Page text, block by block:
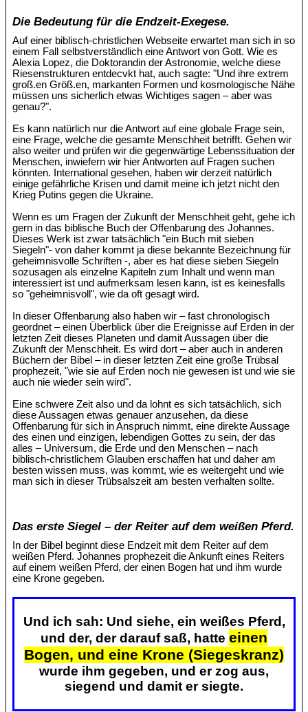
Die Bedeutung für die Endzeit-Exegese.
Auf einer biblisch-christlichen Webseite erwartet man sich in so
einem Fall selbstverständlich eine Antwort von Gott. Wie es
Alexia Lopez, die Doktorandin der Astronomie, welche diese
Riesenstrukturen entdecvkt hat, auch sagte: "Und ihre extrem
groß.en Größ.en, markanten Formen und kosmologische Nähe
müssen uns sicherlich etwas Wichtiges sagen – aber was
genau?".
Es kann natürlich nur die Antwort auf eine globale Frage sein,
eine Frage, welche die gesamte Menschheit betrifft. Gehen wir
also weiter und prüfen wir die gegenwärtige Lebenssituation der
Menschen, inwiefern wir hier Antworten auf Fragen suchen
könnten. International gesehen, haben wir derzeit natürlich
einige gefährliche Krisen und damit meine ich jetzt nicht den
Krieg Putins gegen die Ukraine.
Wenn es um Fragen der Zukunft der Menschheit geht, gehe ich
gern in das biblische Buch der Offenbarung des Johannes.
Dieses Werk ist zwar tatsächlich "ein Buch mit sieben
Siegeln"- von daher kommt ja diese bekannte Bezeichnung für
geheimnisvolle Schriften -, aber es hat diese sieben Siegeln
sozusagen als einzelne Kapiteln zum Inhalt und wenn man
interessiert ist und aufmerksam lesen kann, ist es keinesfalls
so "geheimnisvoll", wie da oft gesagt wird.
In dieser Offenbarung also haben wir – fast chronologisch
geordnet – einen Überblick über die Ereignisse auf Erden in der
letzten Zeit dieses Planeten und damit Aussagen über die
Zukunft der Menschheit. Es wird dort – aber auch in anderen
Büchern der Bibel – in dieser letzten Zeit eine große Trübsal
prophezeit, "wie sie auf Erden noch nie gewesen ist und wie sie
auch nie wieder sein wird".
Eine schwere Zeit also und da lohnt es sich tatsächlich, sich
diese Aussagen etwas genauer anzusehen, da diese
Offenbarung für sich in Anspruch nimmt, eine direkte Aussage
des einen und einzigen, lebendigen Gottes zu sein, der das
alles – Universum, die Erde und den Menschen – nach
biblisch-christlichem Glauben erschaffen hat und daher am
besten wissen muss, was kommt, wie es weitergeht und wie
man sich in dieser Trübsalszeit am besten verhalten sollte.
Das erste Siegel – der Reiter auf dem weißen Pferd.
In der Bibel beginnt diese Endzeit mit dem Reiter auf dem
weißen Pferd. Johannes prophezeit die Ankunft eines Reiters
auf einem weißen Pferd, der einen Bogen hat und ihm wurde
eine Krone gegeben.
Und ich sah: Und siehe, ein weißes Pferd,
und der, der darauf saß, hatte einen
Bogen, und eine Krone (Siegeskranz)
wurde ihm gegeben, und er zog aus,
siegend und damit er siegte.